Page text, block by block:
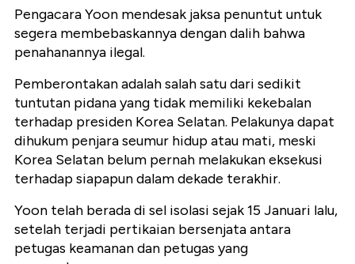
Pengacara Yoon mendesak jaksa penuntut untuk
segera membebaskannya dengan dalih bahwa
penahanannya ilegal.
Pemberontakan adalah salah satu dari sedikit
tuntutan pidana yang tidak memiliki kekebalan
terhadap presiden Korea Selatan. Pelakunya dapat
dihukum penjara seumur hidup atau mati, meski
Korea Selatan belum pernah melakukan eksekusi
terhadap siapapun dalam dekade terakhir.
Yoon telah berada di sel isolasi sejak 15 Januari lalu,
setelah terjadi pertikaian bersenjata antara
petugas keamanan dan petugas yang